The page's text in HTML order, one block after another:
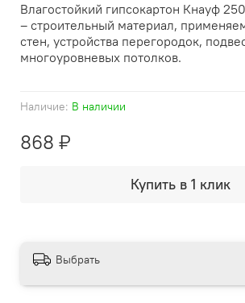
Наличие: В наличии
868 ₽
Купить в 1 клик
Влагостойкий гипсокартон Кнауф
– строительный материал,
стен, устройства перегородок,
многоуровневых потолков.
Выбрать